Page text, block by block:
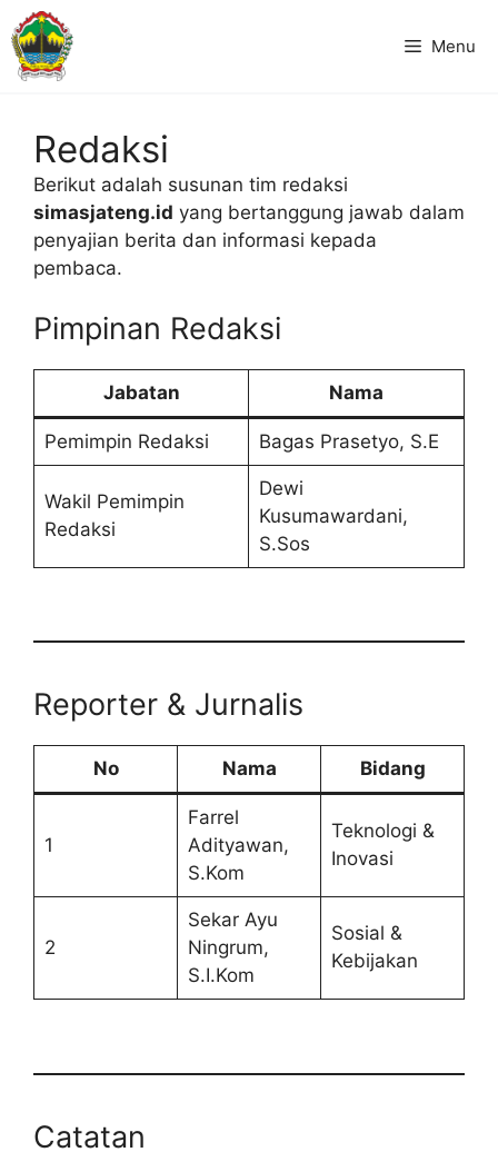
Langsung
ke
Menu
Redaksi
Berikut adalah susunan tim redaksi
simasjateng.id yang bertanggung jawab dalam
penyajian berita dan informasi kepada
pembaca.
Pimpinan Redaksi
Jabatan Nama
Pemimpin Redaksi Bagas Prasetyo, S.E
Wakil Pemimpin
Redaksi
Dewi
Kusumawardani,
S.Sos
Reporter & Jurnalis
No Nama Bidang
1
Farrel
Adityawan,
S.Kom
Teknologi &
Inovasi
2
Sekar Ayu
Ningrum,
S.I.Kom
Sosial &
Kebijakan
Catatan